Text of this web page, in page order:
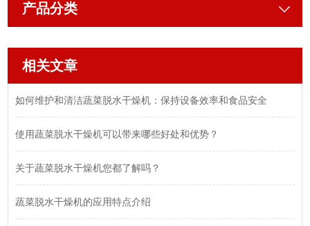
产品分类
相关文章
如何维护和清洁蔬菜脱水干燥机：保持设备效率和食品安全
使用蔬菜脱水干燥机可以带来哪些好处和优势？
关于蔬菜脱水干燥机您都了解吗？
蔬菜脱水干燥机的应用特点介绍